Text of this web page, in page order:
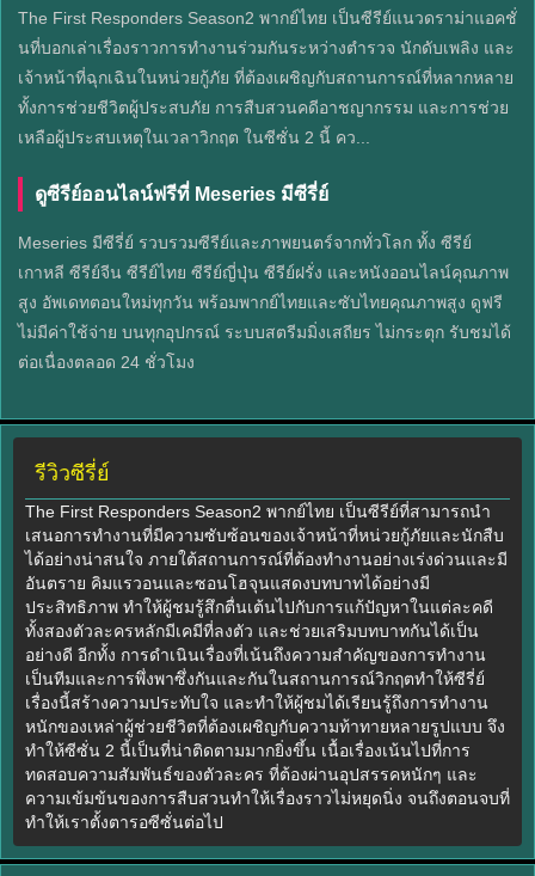
The First Responders Season2 พากย์ไทย เป็นซีรีย์แนวดราม่าแอคชั่
นที่บอกเล่าเรื่องราวการทำงานร่วมกันระหว่างตำรวจ นักดับเพลิง และ
เจ้าหน้าที่ฉุกเฉินในหน่วยกู้ภัย ที่ต้องเผชิญกับสถานการณ์ที่หลากหลาย
ทั้งการช่วยชีวิตผู้ประสบภัย การสืบสวนคดีอาชญากรรม และการช่วย
เหลือผู้ประสบเหตุในเวลาวิกฤต ในซีซั่น 2 นี้ คว...
ดูซีรีย์ออนไลน์ฟรีที่ Meseries มีซีรี่ย์
Meseries มีซีรี่ย์ รวบรวมซีรีย์และภาพยนตร์จากทั่วโลก ทั้ง ซีรีย์
เกาหลี ซีรีย์จีน ซีรีย์ไทย ซีรีย์ญี่ปุ่น ซีรีย์ฝรั่ง และหนังออนไลน์คุณภาพ
สูง อัพเดทตอนใหม่ทุกวัน พร้อมพากย์ไทยและซับไทยคุณภาพสูง ดูฟรี
ไม่มีค่าใช้จ่าย บนทุกอุปกรณ์ ระบบสตรีมมิ่งเสถียร ไม่กระตุก รับชมได้
ต่อเนื่องตลอด 24 ชั่วโมง
รีวิวซีรี่ย์
The First Responders Season2 พากย์ไทย เป็นซีรีย์ที่สามารถนำ
เสนอการทำงานที่มีความซับซ้อนของเจ้าหน้าที่หน่วยกู้ภัยและนักสืบ
ได้อย่างน่าสนใจ ภายใต้สถานการณ์ที่ต้องทำงานอย่างเร่งด่วนและมี
อันตราย คิมแรวอนและซอนโฮจุนแสดงบทบาทได้อย่างมี
ประสิทธิภาพ ทำให้ผู้ชมรู้สึกตื่นเต้นไปกับการแก้ปัญหาในแต่ละคดี
ทั้งสองตัวละครหลักมีเคมีที่ลงตัว และช่วยเสริมบทบาทกันได้เป็น
อย่างดี อีกทั้ง การดำเนินเรื่องที่เน้นถึงความสำคัญของการทำงาน
เป็นทีมและการพึ่งพาซึ่งกันและกันในสถานการณ์วิกฤตทำให้ซีรี่ย์
เรื่องนี้สร้างความประทับใจ และทำให้ผู้ชมได้เรียนรู้ถึงการทำงาน
หนักของเหล่าผู้ช่วยชีวิตที่ต้องเผชิญกับความท้าทายหลายรูปแบบ จึง
ทำให้ซีซั่น 2 นี้เป็นที่น่าติดตามมากยิ่งขึ้น เนื้อเรื่องเน้นไปที่การ
ทดสอบความสัมพันธ์ของตัวละคร ที่ต้องผ่านอุปสรรคหนักๆ และ
ความเข้มข้นของการสืบสวนทำให้เรื่องราวไม่หยุดนิ่ง จนถึงตอนจบที่
ทำให้เราตั้งตารอซีซั่นต่อไป